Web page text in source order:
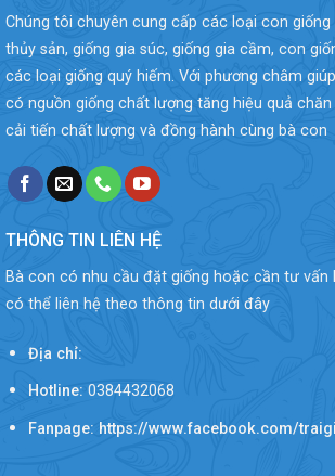
Chúng tôi chuyên cung cấp các loại con giống
thủy sản, giống gia súc, giống gia cầm, con
các loại giống quý hiếm. Với phương châm
có nguồn giống chất lượng tăng hiệu quả
cải tiến chất lượng và đồng hành cùng bà con
THÔNG TIN LIÊN HỆ
Bà con có nhu cầu đặt giống hoặc cần tư vấn
có thể liên hệ theo thông tin dưới đây
Địa chỉ:
Hotline: 0384432068
Fanpage: https://www.facebook.com/